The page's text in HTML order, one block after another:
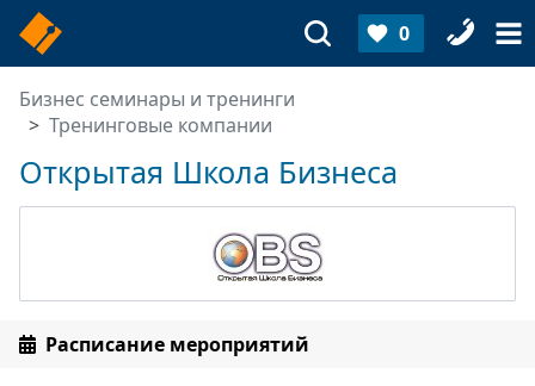
0
Бизнес семинары и тренинги
Тренинговые компании
Открытая Школа Бизнеса
Расписание мероприятий